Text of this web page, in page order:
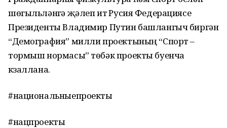
шөгыльләнүгә җәлеп итү Русия Федерациясе
Президенты Владимир Путин башлангыч биргән
“Демография” милли проектының “Спорт –
тормыш нормасы” төбәк проекты буенча
күзаллана.
#национальныепроекты
#нацпроекты